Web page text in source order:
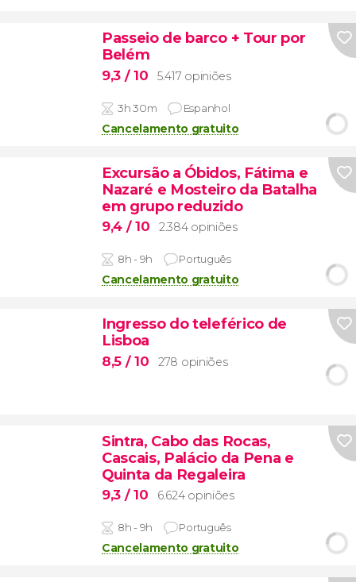
Passeio de barco + Tour por
Belém
9,3 / 10 5.417 opiniões
3h 30m Espanhol
Cancelamento gratuito
Excursão a Óbidos, Fátima e
Nazaré e Mosteiro da Batalha
em grupo reduzido
9,4 / 10 2.384 opiniões
8h - 9h Português
Cancelamento gratuito
Ingresso do teleférico de
Lisboa
8,5 / 10 278 opiniões
Sintra, Cabo das Rocas,
Cascais, Palácio da Pena e
Quinta da Regaleira
9,3 / 10 6.624 opiniões
8h - 9h Português
Cancelamento gratuito